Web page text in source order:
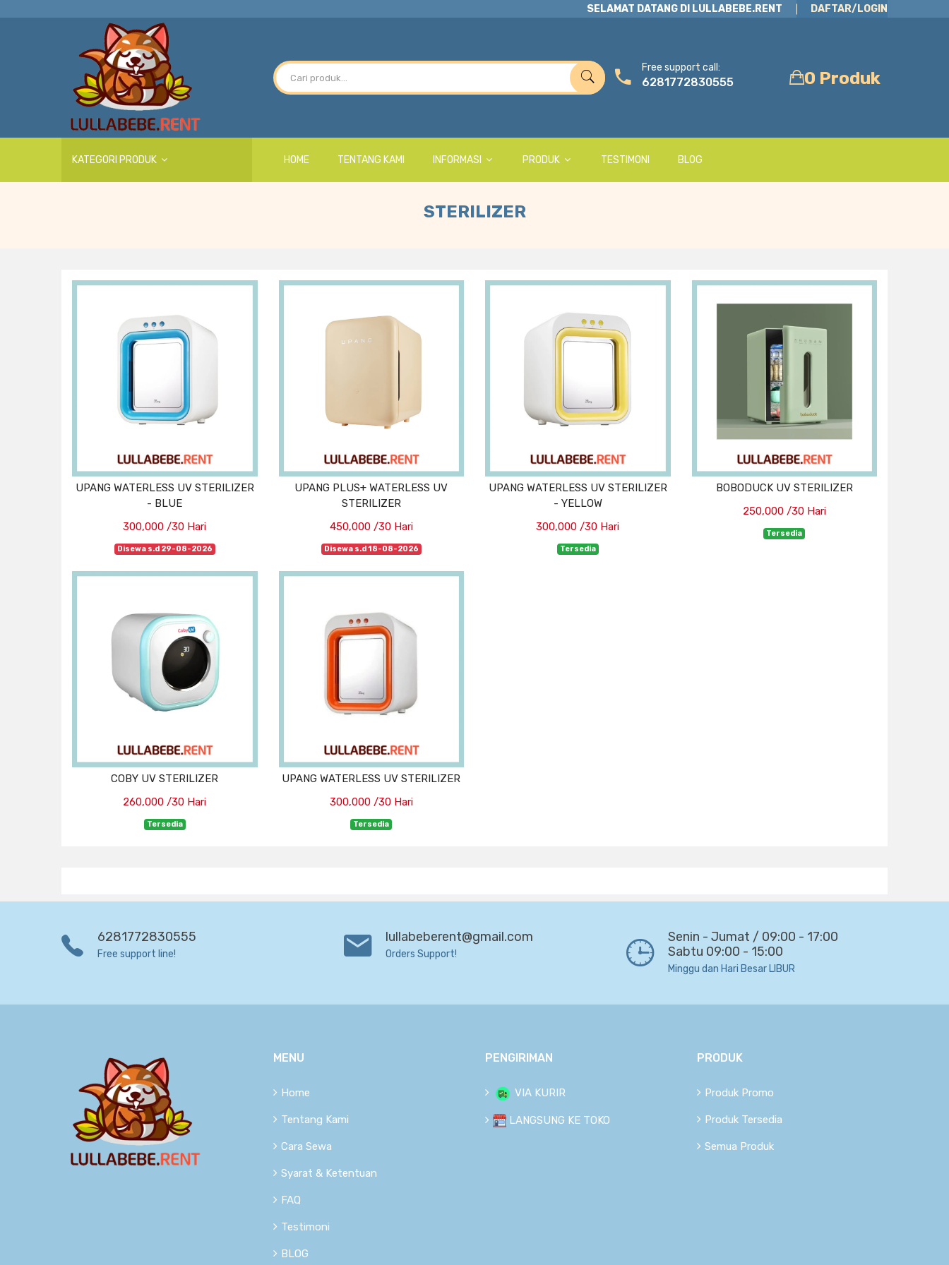
SELAMAT DATANG DI LULLABEBE.RENT DAFTAR/LOGIN
Free support call:
6281772830555 0 Produk
KATEGORI PRODUK HOME TENTANG KAMI INFORMASI PRODUK TESTIMONI BLOG
STERILIZER
UPANG WATERLESS UV STERILIZER
- BLUE
300,000 /30 Hari
Disewa s.d 29-08-2026
UPANG PLUS+ WATERLESS UV
STERILIZER
450,000 /30 Hari
Disewa s.d 18-08-2026
UPANG WATERLESS UV STERILIZER
- YELLOW
300,000 /30 Hari
Tersedia
BOBODUCK UV STERILIZER
250,000 /30 Hari
Tersedia
COBY UV STERILIZER
260,000 /30 Hari
Tersedia
UPANG WATERLESS UV STERILIZER
300,000 /30 Hari
Tersedia
6281772830555
Free support line!
lullabeberent@gmail.com
Orders Support!
Senin - Jumat / 09:00 - 17:00
Sabtu 09:00 - 15:00
Minggu dan Hari Besar LIBUR
MENU
Home
Tentang Kami
Cara Sewa
Syarat & Ketentuan
FAQ
Testimoni
BLOG
PENGIRIMAN
VIA KURIR
LANGSUNG KE TOKO
PRODUK
Produk Promo
Produk Tersedia
Semua Produk